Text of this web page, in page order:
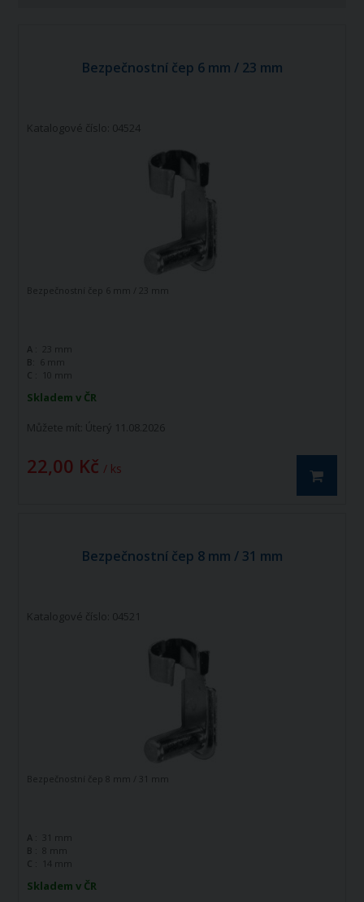
Bezpečnostní čep 6 mm / 23 mm
Katalogové číslo: 04524
Skladem v ČR
Můžete mít: Úterý 11.08.2026
22,00 Kč / ks
Bezpečnostní čep 6 mm / 23 mm
A :
23 mm
B: 6 mm
C :
10 mm
Bezpečnostní čep 8 mm / 31 mm
Katalogové číslo: 04521
Skladem v ČR
Bezpečnostní čep 8 mm / 31 mm
A :
31 mm
B :
8 mm
C :
14 mm